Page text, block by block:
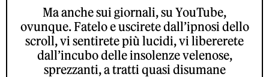
Ma anche sui giornali, su YouTube,
ovunque. Fatelo e uscirete dall’ipnosi dello
scroll, vi sentirete più lucidi, vi libererete
dall’incubo delle insolenze velenose,
sprezzanti, a tratti quasi disumane